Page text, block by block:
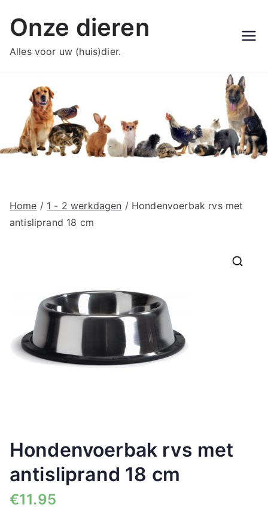
naar
inhoud
Onze dieren
Alles voor uw (huis)dier.
Home / 1 - 2 werkdagen / Hondenvoerbak rvs met
antisliprand 18 cm
Hondenvoerbak rvs met
antisliprand 18 cm
€11.95